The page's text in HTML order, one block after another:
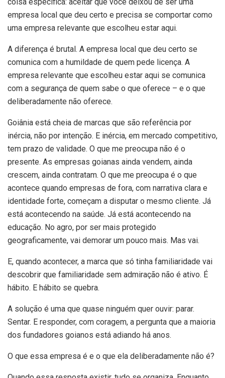
empresa local que deu certo e precisa se comportar como
uma empresa relevante que escolheu estar aqui.
A diferença é brutal. A empresa local que deu certo se
comunica com a humildade de quem pede licença. A
empresa relevante que escolheu estar aqui se comunica
com a segurança de quem sabe o que oferece – e o que
deliberadamente não oferece.
Goiânia está cheia de marcas que são referência por
inércia, não por intenção. E inércia, em mercado competitivo,
tem prazo de validade. O que me preocupa não é o
presente. As empresas goianas ainda vendem, ainda
crescem, ainda contratam. O que me preocupa é o que
acontece quando empresas de fora, com narrativa clara e
identidade forte, começam a disputar o mesmo cliente. Já
está acontecendo na saúde. Já está acontecendo na
educação. No agro, por ser mais protegido
geograficamente, vai demorar um pouco mais. Mas vai.
E, quando acontecer, a marca que só tinha familiaridade vai
descobrir que familiaridade sem admiração não é ativo. É
hábito. E hábito se quebra.
A solução é uma que quase ninguém quer ouvir: parar.
Sentar. E responder, com coragem, a pergunta que a maioria
dos fundadores goianos está adiando há anos.
O que essa empresa é e o que ela deliberadamente não é?